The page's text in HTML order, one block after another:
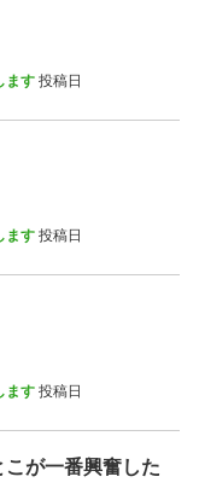
ます 投稿日
ます 投稿日
ます 投稿日
が一番興奮した